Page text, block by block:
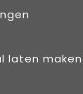
laten maken